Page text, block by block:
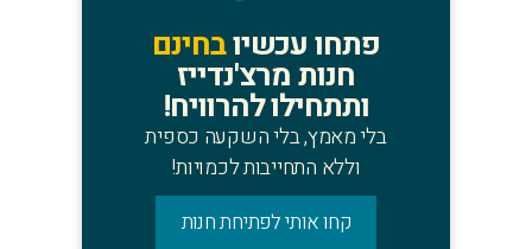
פתחו עכשיובחינם
חנות מרצ'נדייז
ותתחילו להרוויח!
בלי מאמץ, בלי השקעה כספית
וללא התחייבות לכמויות!
קחו אותי לפתיחת חנות